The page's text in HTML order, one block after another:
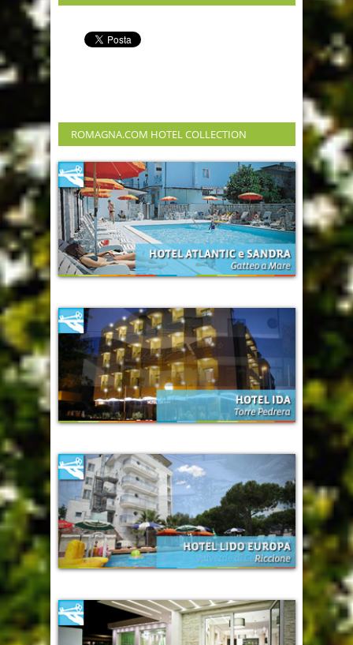
ROMAGNA.COM HOTEL COLLECTION